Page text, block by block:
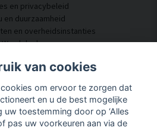
en privacybeleid
en duurzaamheid
en overheidsinstanties
Word dealer
met ons op
advies
en installatie
en antwoorden
van cookies
om ervoor te zorgen dat
en u de best mogelijke
uw toestemming door op ‘Alles
pas uw voorkeuren aan via de